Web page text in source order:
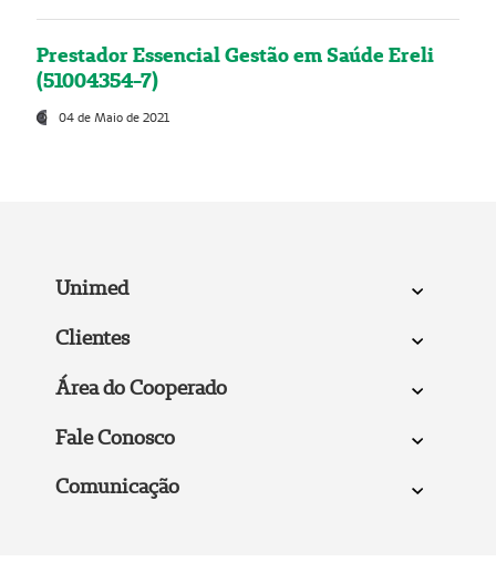
Prestador Essencial Gestão em Saúde Ereli
(51004354-7)
04 de Maio de 2021
Unimed
Clientes
Área do Cooperado
Fale Conosco
Comunicação